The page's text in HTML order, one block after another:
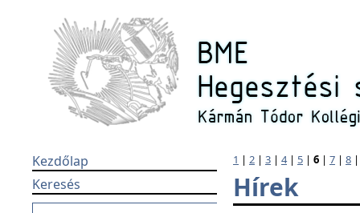
Kezdőlap
Keresés
1 | 2 | 3 | 4| 5 | 6 | 7 | 8
Hírek